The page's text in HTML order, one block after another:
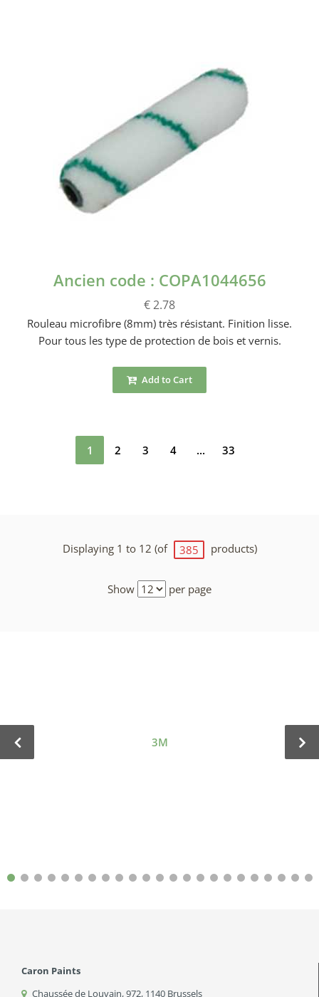
Ancien code : COPA1044656
€ 2.78
Rouleau microfibre (8mm) très résistant. Finition lisse.
Pour tous les type de protection de bois et vernis.
Add to Cart
1 2 3 4 ... 33
Displaying 1 to 12 (of 385 products)
Show per page
3M
Caron Paints
Chaussée de Louvain, 972, 1140 Brussels